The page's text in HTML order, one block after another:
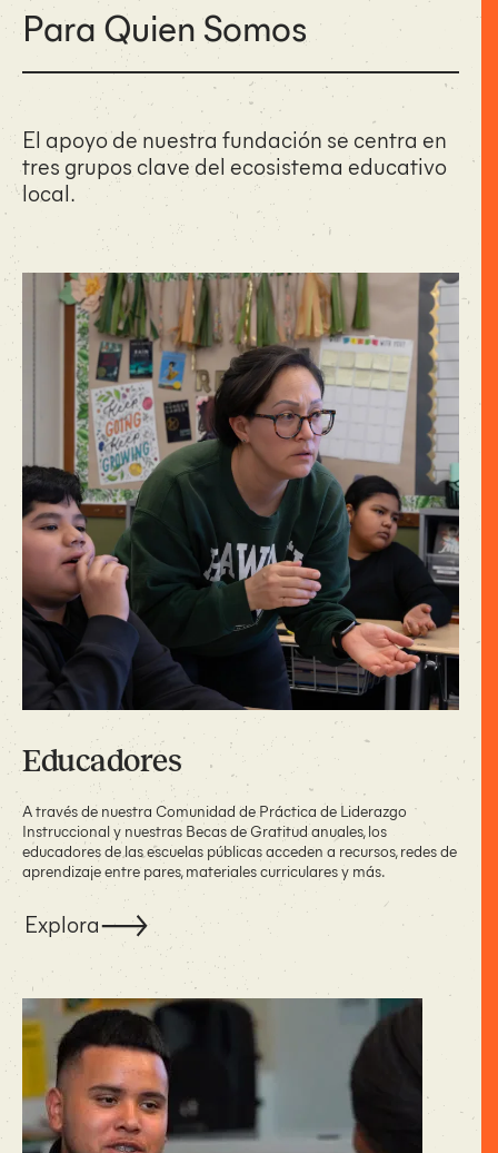
Para Quien Somos
El apoyo de nuestra fundación se centra en
tres grupos clave del ecosistema educativo
local.
Educadores
A través de nuestra Comunidad de Práctica de Liderazgo
Instruccional y nuestras Becas de Gratitud anuales, los
educadores de las escuelas públicas acceden a recursos, redes de
aprendizaje entre pares, materiales curriculares y más.
Explora